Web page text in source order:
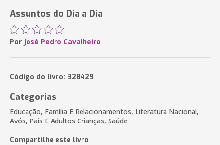
Assuntos do Dia a Dia
Por José Pedro Cavalheiro
Código do livro: 328429
Categorias
Educação, Família E Relacionamentos, Literatura Nacional,
Avós, Pais E Adultos Crianças, Saúde
Compartilhe este livro